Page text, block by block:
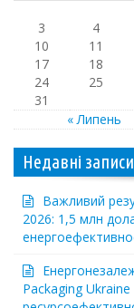
« Липень
3
4
10
11
17
18
24
25
31
Недавні записи
Важливий
2026: 1,5 млн
Packaging